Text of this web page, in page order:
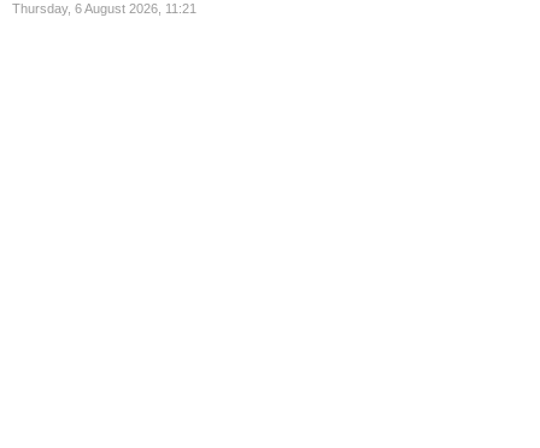
Thursday, 6 August 2026, 11:21